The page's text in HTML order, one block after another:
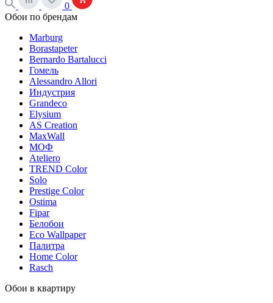
0
Обои по брендам
Marburg
Borastapeter
Bernardo Bartalucci
Гомель
Alessandro Allori
Индустрия
Grandeco
Elysium
AS Creation
MaxWall
МОФ
Ateliero
TREND Color
Solo
Prestige Color
Ostima
Fipar
Белобои
Eco Wallpaper
Палитра
Home Color
Rasch
Обои в квартиру